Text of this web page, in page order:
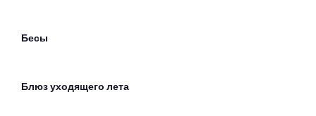
Бесы
Блюз уходящего лета